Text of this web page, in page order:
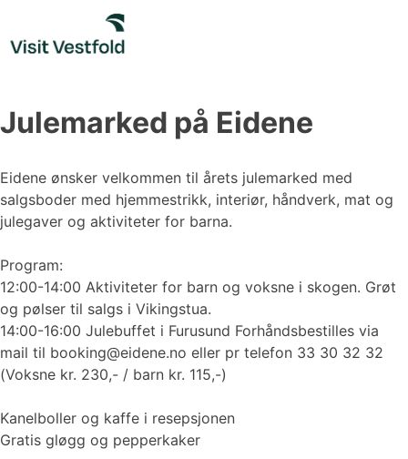
content
Julemarked på Eidene
Eidene ønsker velkommen til årets julemarked med
salgsboder med hjemmestrikk, interiør, håndverk, mat og
julegaver og aktiviteter for barna.
Program:
12:00-14:00 Aktiviteter for barn og voksne i skogen. Grøt
og pølser til salgs i Vikingstua.
14:00-16:00 Julebuffet i Furusund Forhåndsbestilles via
mail til booking@eidene.no eller pr telefon 33 30 32 32
(Voksne kr. 230,- / barn kr. 115,-)
Kanelboller og kaffe i resepsjonen
Gratis gløgg og pepperkaker